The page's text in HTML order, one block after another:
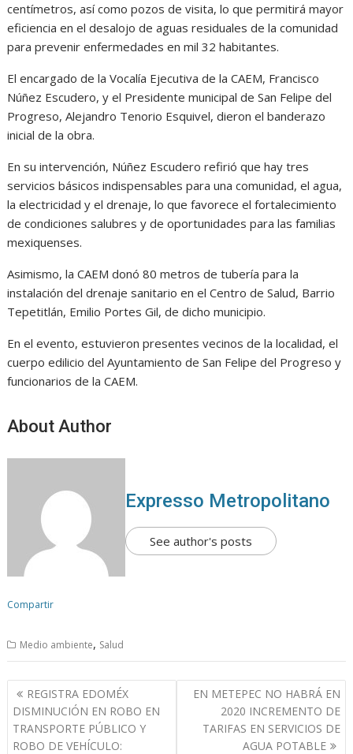
centímetros, así como pozos de visita, lo que permitirá mayor
eficiencia en el desalojo de aguas residuales de la comunidad
para prevenir enfermedades en mil 32 habitantes.
El encargado de la Vocalía Ejecutiva de la CAEM, Francisco
Núñez Escudero, y el Presidente municipal de San Felipe del
Progreso, Alejandro Tenorio Esquivel, dieron el banderazo
inicial de la obra.
En su intervención, Núñez Escudero refirió que hay tres
servicios básicos indispensables para una comunidad, el agua,
la electricidad y el drenaje, lo que favorece el fortalecimiento
de condiciones salubres y de oportunidades para las familias
mexiquenses.
Asimismo, la CAEM donó 80 metros de tubería para la
instalación del drenaje sanitario en el Centro de Salud, Barrio
Tepetitlán, Emilio Portes Gil, de dicho municipio.
En el evento, estuvieron presentes vecinos de la localidad, el
cuerpo edilicio del Ayuntamiento de San Felipe del Progreso y
funcionarios de la CAEM.
About Author
Expresso Metropolitano
See author's posts
Compartir
Medio ambiente, Salud
N
a
v
REGISTRA EDOMÉX
DISMINUCIÓN EN ROBO EN
TRANSPORTE PÚBLICO Y
ROBO DE VEHÍCULO:
EN METEPEC NO HABRÁ EN
2020 INCREMENTO DE
TARIFAS EN SERVICIOS DE
AGUA POTABLE